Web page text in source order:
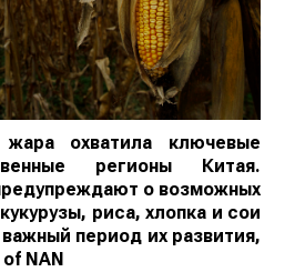
жара охватила ключевые
регионы Китая.
о возможных
риса, хлопка и сои
период их развития,
of NAN